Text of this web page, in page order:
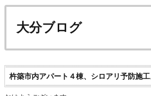
大分ブログ
杵築市内アパート４棟、シロアリ予防施工